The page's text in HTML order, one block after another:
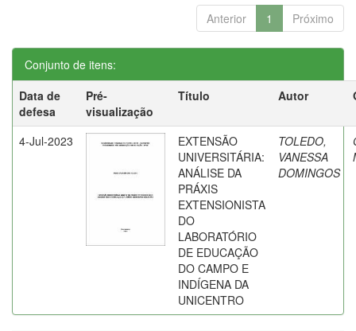
Anterior 1 Próximo
Conjunto de itens:
Data de
defesa
Pré-
visualização
Título Autor
4-Jul-2023
EXTENSÃO
UNIVERSITÁRIA:
ANÁLISE DA
PRÁXIS
EXTENSIONISTA
DO
LABORATÓRIO
DE EDUCAÇÃO
DO CAMPO E
INDÍGENA DA
UNICENTRO
TOLEDO,
VANESSA
DOMINGOS